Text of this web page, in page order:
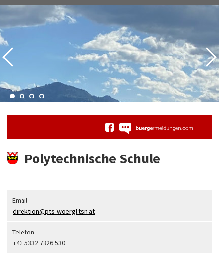
Polytechnische Schule
Email
direktion@pts-woergl.tsn.at
Telefon
+43 5332 7826 530